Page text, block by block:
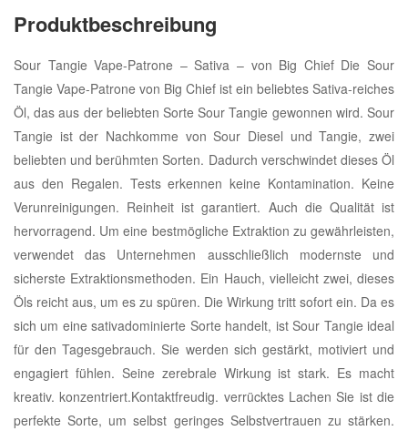
Produktbeschreibung
Sour Tangie Vape-Patrone – Sativa – von Big Chief Die Sour
Tangie Vape-Patrone von Big Chief ist ein beliebtes Sativa-reiches
Öl, das aus der beliebten Sorte Sour Tangie gewonnen wird. Sour
Tangie ist der Nachkomme von Sour Diesel und Tangie, zwei
beliebten und berühmten Sorten. Dadurch verschwindet dieses Öl
aus den Regalen. Tests erkennen keine Kontamination. Keine
Verunreinigungen. Reinheit ist garantiert. Auch die Qualität ist
hervorragend. Um eine bestmögliche Extraktion zu gewährleisten,
verwendet das Unternehmen ausschließlich modernste und
sicherste Extraktionsmethoden. Ein Hauch, vielleicht zwei, dieses
Öls reicht aus, um es zu spüren. Die Wirkung tritt sofort ein. Da es
sich um eine sativadominierte Sorte handelt, ist Sour Tangie ideal
für den Tagesgebrauch. Sie werden sich gestärkt, motiviert und
engagiert fühlen. Seine zerebrale Wirkung ist stark. Es macht
kreativ. konzentriert.Kontaktfreudig. verrücktes Lachen Sie ist die
perfekte Sorte, um selbst geringes Selbstvertrauen zu stärken.